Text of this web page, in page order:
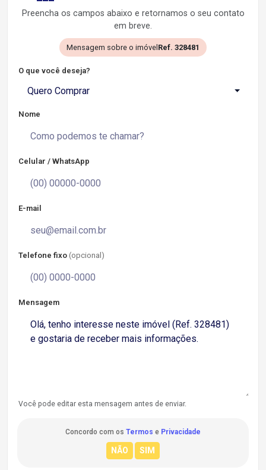
Preencha os campos abaixo e retornamos o seu contato
em breve.
Mensagem sobre o imóvel Ref. 328481
O que você deseja?
Quero Comprar
Nome
Celular / WhatsApp
E-mail
Telefone fixo (opcional)
Mensagem
Você pode editar esta mensagem antes de enviar.
Concordo com os Termos e Privacidade